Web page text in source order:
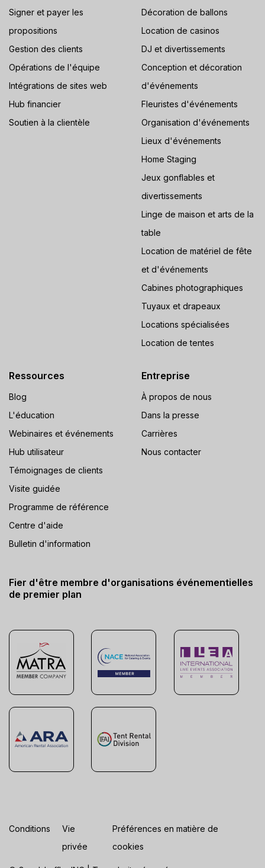
Signer et payer les
propositions
Gestion des clients
Opérations de l'équipe
Intégrations de sites web
Hub financier
Soutien à la clientèle
Décoration de ballons
Location de casinos
DJ et divertissements
Conception et décoration
d'événements
Fleuristes d'événements
Organisation d'événements
Lieux d'événements
Home Staging
Jeux gonflables et
divertissements
Linge de maison et arts de la
table
Location de matériel de fête
et d'événements
Cabines photographiques
Tuyaux et drapeaux
Locations spécialisées
Location de tentes
Ressources
Blog
L'éducation
Webinaires et événements
Hub utilisateur
Témoignages de clients
Visite guidée
Programme de référence
Centre d'aide
Bulletin d'information
Entreprise
À propos de nous
Dans la presse
Carrières
Nous contacter
Fier d'être membre d'organisations événementielles
de premier plan
Conditions
Vie
privée
Préférences en matière de
cookies